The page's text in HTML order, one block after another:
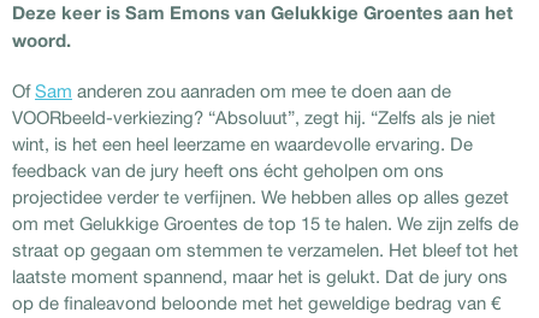
Deze keer is Sam Emons van Gelukkige Groentes aan het
woord.
OfSam anderen zou aanraden om mee te doen aan de
VOORbeeld-verkiezing? “Absoluut”, zegt hij. “Zelfs als je niet
wint, is het een heel leerzame en waardevolle ervaring. De
feedback van de jury heeft ons écht geholpen om ons
projectidee verder te verfijnen. We hebben alles op alles gezet
om met Gelukkige Groentes de top 15 te halen. We zijn zelfs de
straat op gegaan om stemmen te verzamelen. Het bleef tot het
laatste moment spannend, maar het is gelukt. Dat de jury ons
op de finaleavond beloonde met het geweldige bedrag van €